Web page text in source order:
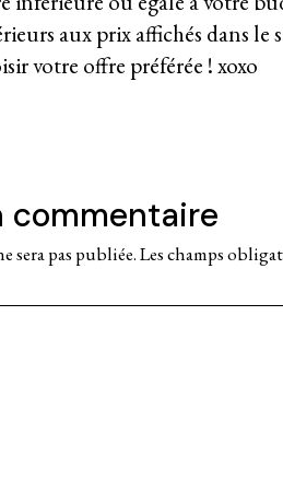
aux prix affichés dans le
votre offre préférée ! xoxo
commentaire
sera pas publiée.Les champs